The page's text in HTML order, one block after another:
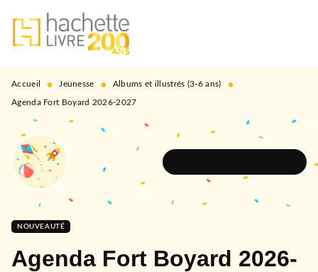
MENU RECHERCHE
PIED DE PAGE
Accueil • Jeunesse • Albums et illustrés (3-6 ans) •
Agenda Fort Boyard 2026-2027
NOUVEAUTÉ
Agenda Fort Boyard 2026-